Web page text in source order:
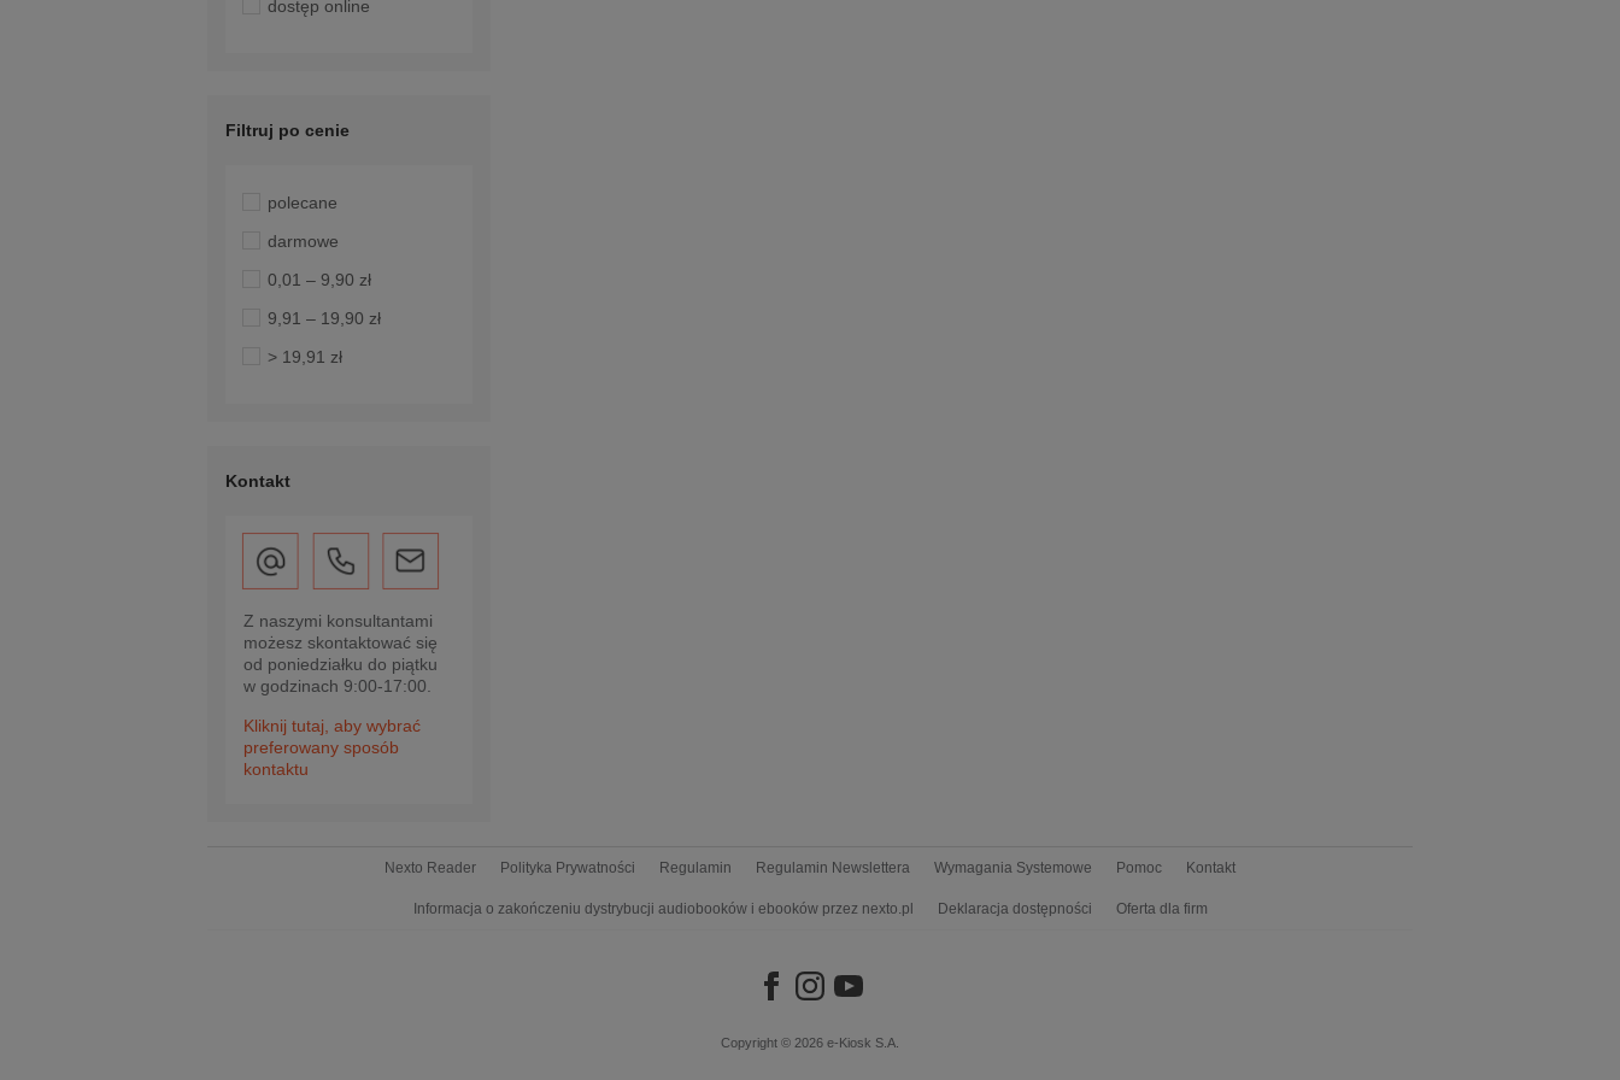
dostęp online
Filtruj po cenie
polecane
darmowe
0,01 – 9,90 zł
9,91 – 19,90 zł
> 19,91 zł
Kontakt
Z naszymi konsultantami
możesz skontaktować się
od poniedziałku do piątku
w godzinach 9:00-17:00.
Kliknij tutaj, aby wybrać
preferowany sposób
kontaktu
Nexto Reader Polityka Prywatności Regulamin Regulamin Newslettera Wymagania Systemowe Pomoc Kontakt
Informacja o zakończeniu dystrybucji audiobooków i ebooków przez nexto.pl Deklaracja dostępności Oferta dla firm
Copyright © 2026 e-Kiosk S.A.